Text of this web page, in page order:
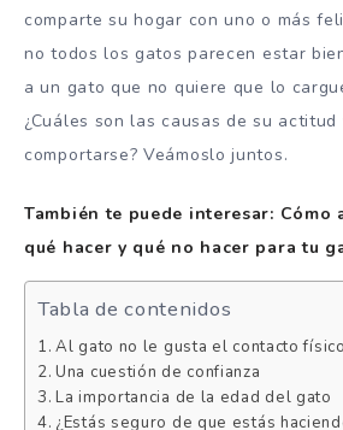
comparte su hogar con uno o más
no todos los gatos parecen estar
a un gato que no quiere que lo
¿Cuáles son las causas de su actitud
comportarse? Veámoslo juntos.
También te puede interesar: Cómo
qué hacer y qué no hacer para tu
Tabla de contenidos
Al gato no le gusta el contacto físico
Una cuestión de confianza
La importancia de la edad del gato
¿Estás seguro de que estás